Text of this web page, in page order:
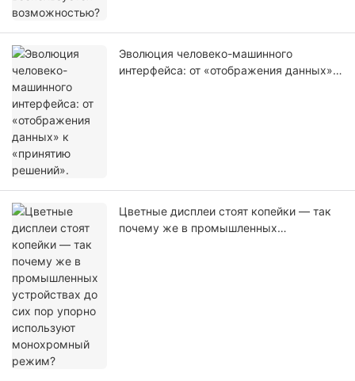
Эволюция человеко-машинного
интерфейса: от «отображения данных» к
Цветные дисплеи стоят копейки — так
почему же в промышленных